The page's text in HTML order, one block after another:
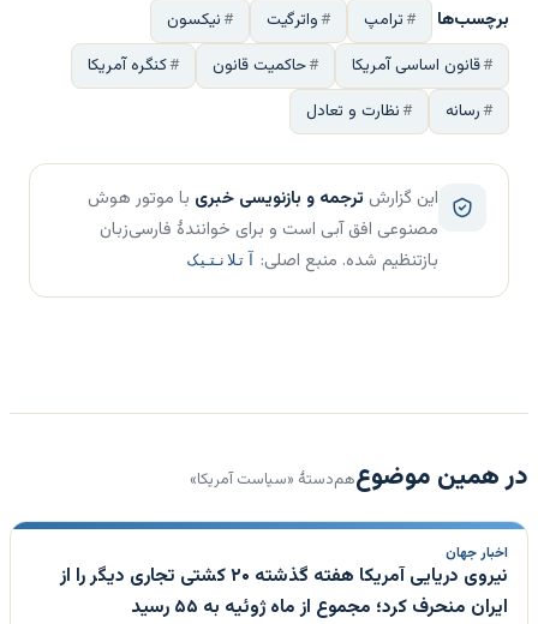
برچسب‌ها ترامپ واترگیت
نیکسون
قانون اساسی آمریکا
حاکمیت قانون
کنگره آمریکا
رسانه
نظارت و تعادل
این گزارش ترجمه و بازنویسی خبری با موتور هوش
مصنوعی افق آبی است و برای خوانندهٔ فارسی‌زبان
بازتنظیم شده. منبع اصلی:
آتلانتیک
در همین موضوعهم‌دستهٔ «سیاست آمریکا»
اخبار جهان
نیروی دریایی آمریکا هفته گذشته ۲۰ کشتی تجاری دیگر را از
ایران منحرف کرد؛ مجموع از ماه ژوئیه به ۵۵ رسید